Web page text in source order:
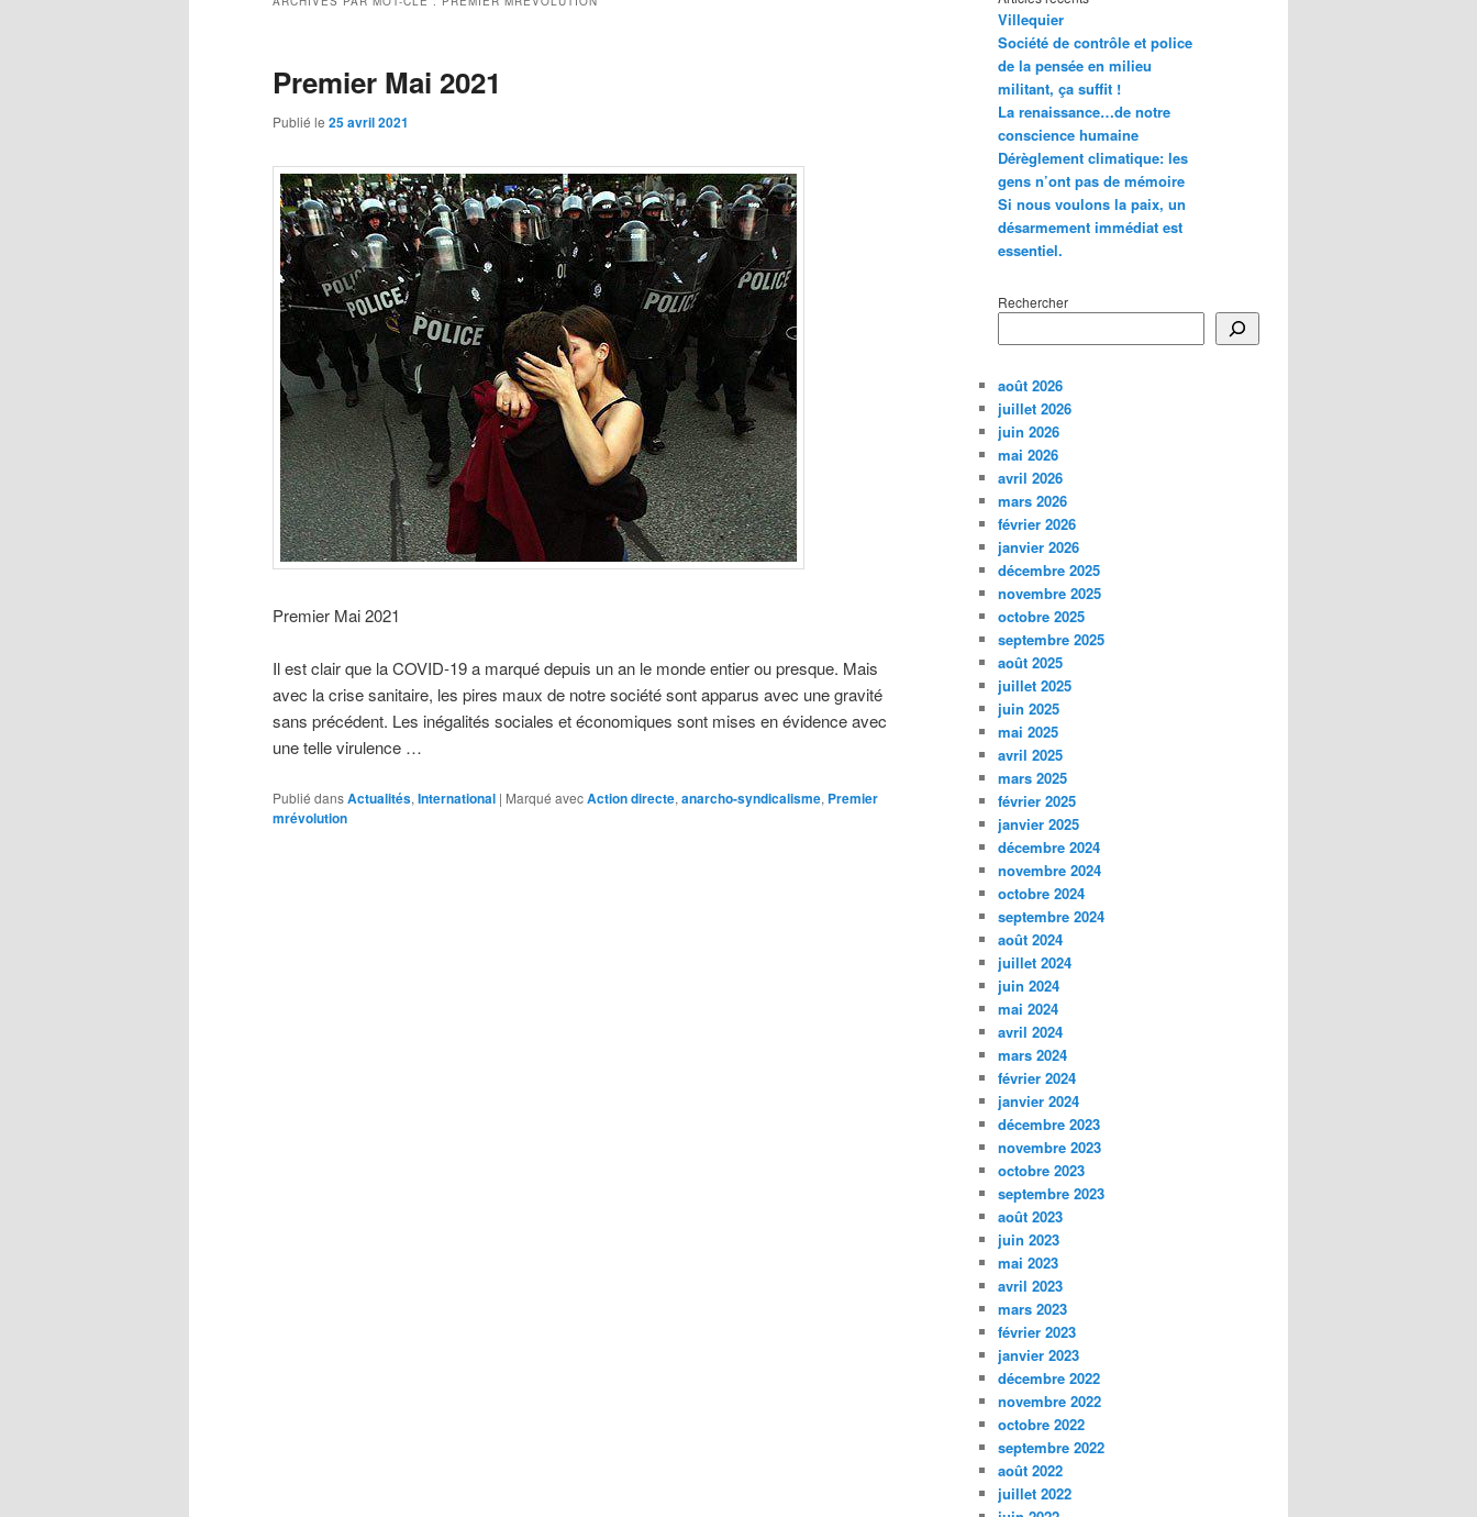
Premier Mai 2021
Publié le 25 avril 2021
Premier Mai 2021
Il est clair que la COVID-19 a marqué depuis un an le monde entier ou presque. Mais
avec la crise sanitaire, les pires maux de notre société sont apparus avec une gravité
sans précédent. Les inégalités sociales et économiques sont mises en évidence avec
une telle virulence …
Publié dansActualités, International | Marqué avecAction directe, anarcho-syndicalisme, Premier
mrévolution
Villequier
Société de contrôle et police
de la pensée en milieu
militant, ça suffit !
La renaissance…de notre
conscience humaine
Dérèglement climatique: les
gens n’ont pas de mémoire
Si nous voulons la paix, un
désarmement immédiat est
essentiel.
Rechercher
août 2026
juillet 2026
juin 2026
mai 2026
avril 2026
mars 2026
février 2026
janvier 2026
décembre 2025
novembre 2025
octobre 2025
septembre 2025
août 2025
juillet 2025
juin 2025
mai 2025
avril 2025
mars 2025
février 2025
janvier 2025
décembre 2024
novembre 2024
octobre 2024
septembre 2024
août 2024
juillet 2024
juin 2024
mai 2024
avril 2024
mars 2024
février 2024
janvier 2024
décembre 2023
novembre 2023
octobre 2023
septembre 2023
août 2023
juin 2023
mai 2023
avril 2023
mars 2023
février 2023
janvier 2023
décembre 2022
novembre 2022
octobre 2022
septembre 2022
août 2022
juillet 2022